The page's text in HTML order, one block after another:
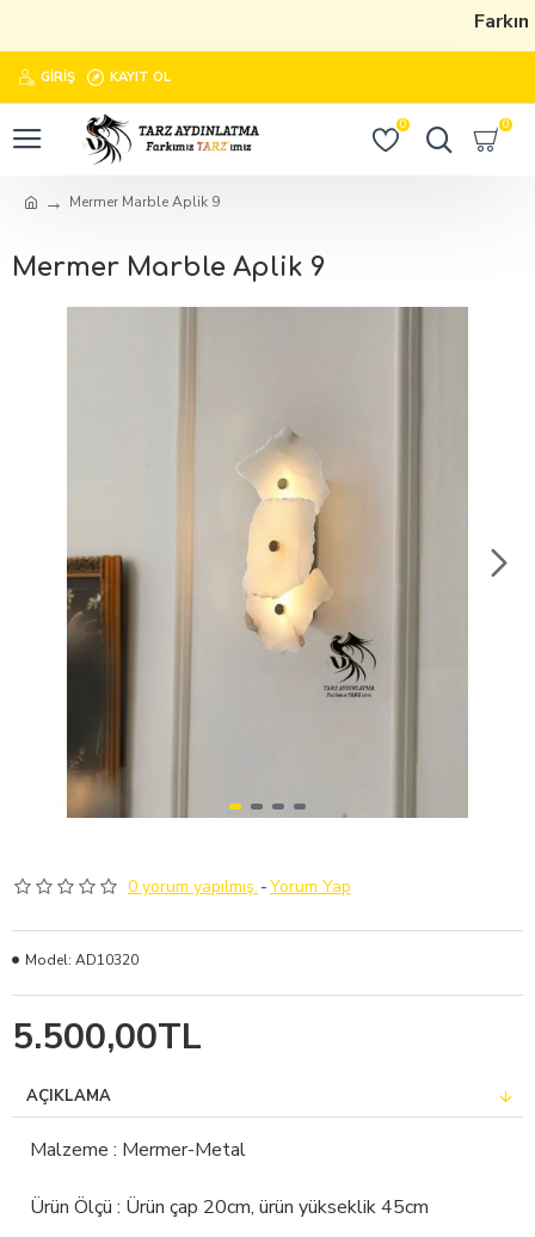
GIRIŞ KAYIT OL
0 0
Mermer Marble Aplik 9
Mermer Marble Aplik 9
0 yorum yapılmış. -Yorum Yap
5.500,00TL
Model: AD10320
AÇIKLAMA
Malzeme : Mermer-Metal
Ürün Ölçü : Ürün çap 20cm, ürün yükseklik 45cm